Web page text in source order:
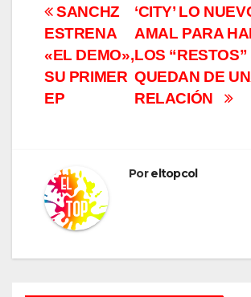
Navegación
de
entradas
‘CITY’ LO
AMAL PARA
LOS “RESTOS”
QUEDAN DE
RELACIÓN
SANCHZ
ESTRENA
«EL DEMO»,
SU PRIMER
EP
Poreltopcol